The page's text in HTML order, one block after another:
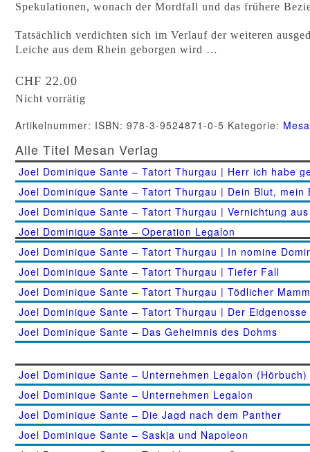
Spekulationen, wonach der Mordfall und das frühere
Tatsächlich verdichten sich im Verlauf der weiteren
Leiche aus dem Rhein geborgen wird …
CHF 22.00
Nicht vorrätig
Artikelnummer: ISBN: 978-3-9524871-0-5 Kategorie:
Alle Titel Mesan Verlag
Joel Dominique Sante – Tatort Thurgau | Herr ich habe
Joel Dominique Sante – Tatort Thurgau | Dein Blut, mein
Joel Dominique Sante – Tatort Thurgau | Vernichtung
Joel Dominique Sante – Operation Legalon
Joel Dominique Sante – Tatort Thurgau | In nomine
Joel Dominique Sante – Tatort Thurgau | Tiefer Fall
Joel Dominique Sante – Tatort Thurgau | Tödlicher
Joel Dominique Sante – Tatort Thurgau | Der Eidgenosse
Joel Dominique Sante – Das Geheimnis des Dohms
Joel Dominique Sante – Unternehmen Legalon (Hörbuch)
Joel Dominique Sante – Unternehmen Legalon
Joel Dominique Sante – Die Jagd nach dem Panther
Joel Dominique Sante – Saskja und Napoleon